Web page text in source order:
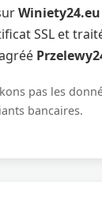
Winiety24.eu
SSL et
pas les
bancaires.